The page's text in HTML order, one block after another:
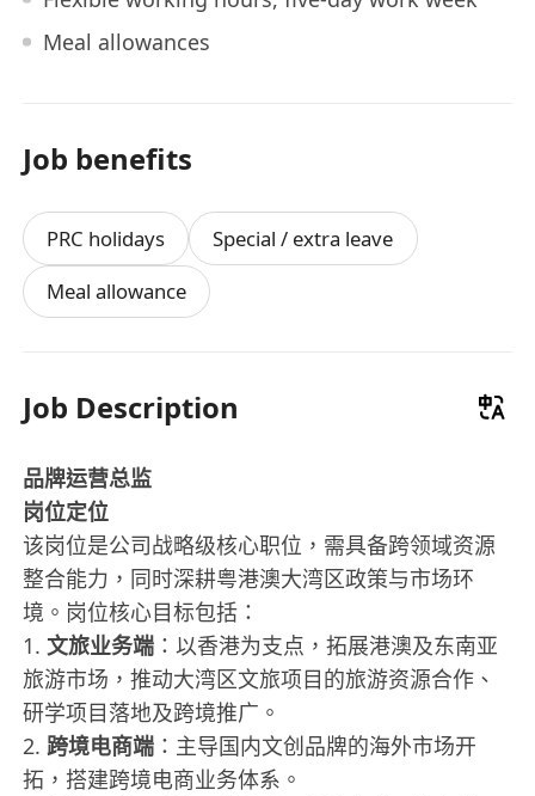
Meal allowances
Job benefits
PRC holidays
Special / extra leave
Meal allowance
Job Description
品牌运营总监
岗位定位
该岗位是公司战略级核心职位，需具备跨领域资源
整合能力，同时深耕粤港澳大湾区政策与市场环
境。岗位核心目标包括：
1.文旅业务端 ：以香港为支点，拓展港澳及东南亚
旅游市场，推动大湾区文旅项目的旅游资源合作、
研学项目落地及跨境推广。
2.跨境电商端 ：主导国内文创品牌的海外市场开
拓，搭建跨境电商业务体系。